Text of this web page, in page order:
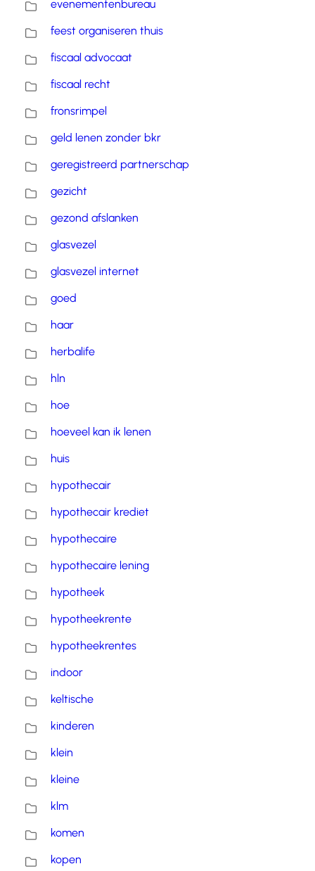
evenementenbureau
feest organiseren thuis
fiscaal advocaat
fiscaal recht
fronsrimpel
geld lenen zonder bkr
geregistreerd partnerschap
gezicht
gezond afslanken
glasvezel
glasvezel internet
goed
haar
herbalife
hln
hoe
hoeveel kan ik lenen
huis
hypothecair
hypothecair krediet
hypothecaire
hypothecaire lening
hypotheek
hypotheekrente
hypotheekrentes
indoor
keltische
kinderen
klein
kleine
klm
komen
kopen